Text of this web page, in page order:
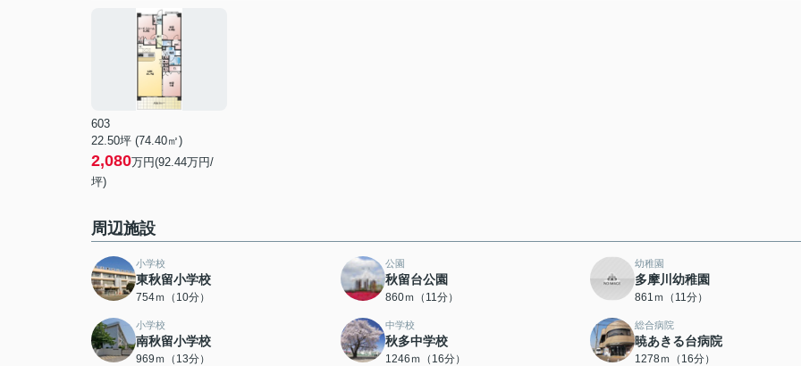
603
22.50坪 (74.40㎡)
2,080万円(92.44万円/
坪)
周辺施設
小学校
東秋留小学校
754ｍ（10分）
公園
秋留台公園
860ｍ（11分）
幼稚園
多摩川幼稚園
861ｍ（11分）
小学校
南秋留小学校
969ｍ（13分）
中学校
秋多中学校
1246ｍ（16分）
総合病院
暁あきる台病院
1278ｍ（16分）